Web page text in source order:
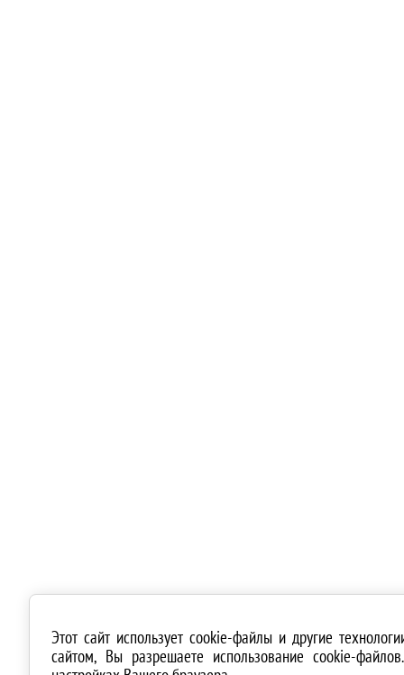
Этот сайт использует cookie-файлы и другие
сайтом, Вы разрешаете использование cookie-